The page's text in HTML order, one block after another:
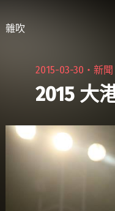
雜吹
2015-03-30・新聞
2015 大